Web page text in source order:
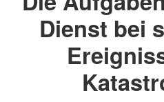
Dienst bei